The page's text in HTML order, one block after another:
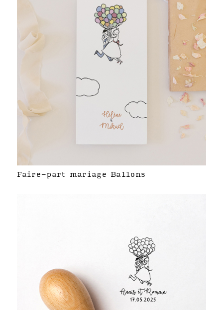
Faire-part mariage Ballons